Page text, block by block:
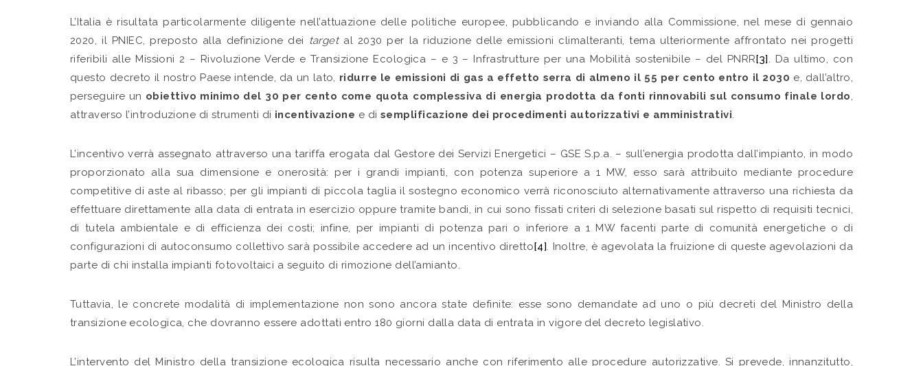
L’Italia è risultata particolarmente diligente nell’attuazione delle politiche europee, pubblicando e inviando alla Commissione, nel mese di gennaio
2020, il PNIEC, preposto alla definizione dei target al 2030 per la riduzione delle emissioni climalteranti, tema ulteriormente affrontato nei progetti
riferibili alle Missioni 2 – Rivoluzione Verde e Transizione Ecologica – e 3 – Infrastrutture per una Mobilità sostenibile – del PNRR[3]. Da ultimo, con
questo decreto il nostro Paese intende, da un lato, ridurre le emissioni di gas a effetto serra di almeno il 55 per cento entro il 2030 e, dall’altro,
perseguire un obiettivo minimo del 30 per cento come quota complessiva di energia prodotta da fonti rinnovabili sul consumo finale lordo,
attraverso l’introduzione di strumenti di incentivazione e di semplificazione dei procedimenti autorizzativi e amministrativi.
L’incentivo verrà assegnato attraverso una tariffa erogata dal Gestore dei Servizi Energetici – GSE S.p.a. – sull’energia prodotta dall’impianto, in modo
proporzionato alla sua dimensione e onerosità: per i grandi impianti, con potenza superiore a 1 MW, esso sarà attribuito mediante procedure
competitive di aste al ribasso; per gli impianti di piccola taglia il sostegno economico verrà riconosciuto alternativamente attraverso una richiesta da
effettuare direttamente alla data di entrata in esercizio oppure tramite bandi, in cui sono fissati criteri di selezione basati sul rispetto di requisiti tecnici,
di tutela ambientale e di efficienza dei costi; infine, per impianti di potenza pari o inferiore a 1 MW facenti parte di comunità energetiche o di
configurazioni di autoconsumo collettivo sarà possibile accedere ad un incentivo diretto[4]. Inoltre, è agevolata la fruizione di queste agevolazioni da
parte di chi installa impianti fotovoltaici a seguito di rimozione dell’amianto.
Tuttavia, le concrete modalità di implementazione non sono ancora state definite: esse sono demandate ad uno o più decreti del Ministro della
transizione ecologica, che dovranno essere adottati entro 180 giorni dalla data di entrata in vigore del decreto legislativo.
L’intervento del Ministro della transizione ecologica risulta necessario anche con riferimento alle procedure autorizzative. Si prevede, innanzitutto,